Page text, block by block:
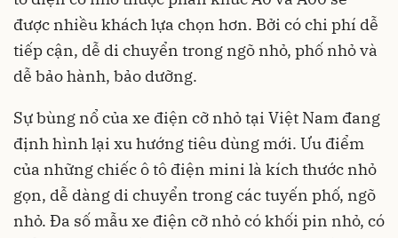
được nhiều khách lựa chọn hơn. Bởi có chi phí dễ
tiếp cận, dễ di chuyển trong ngõ nhỏ, phố nhỏ và
dễ bảo hành, bảo dưỡng.
Sự bùng nổ của xe điện cỡ nhỏ tại Việt Nam đang
định hình lại xu hướng tiêu dùng mới. Ưu điểm
của những chiếc ô tô điện mini là kích thước nhỏ
gọn, dễ dàng di chuyển trong các tuyến phố, ngõ
nhỏ. Đa số mẫu xe điện cỡ nhỏ có khối pin nhỏ, có